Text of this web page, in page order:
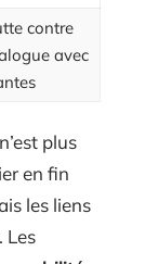
contre
avec
n’est plus
en fin
les liens
Les